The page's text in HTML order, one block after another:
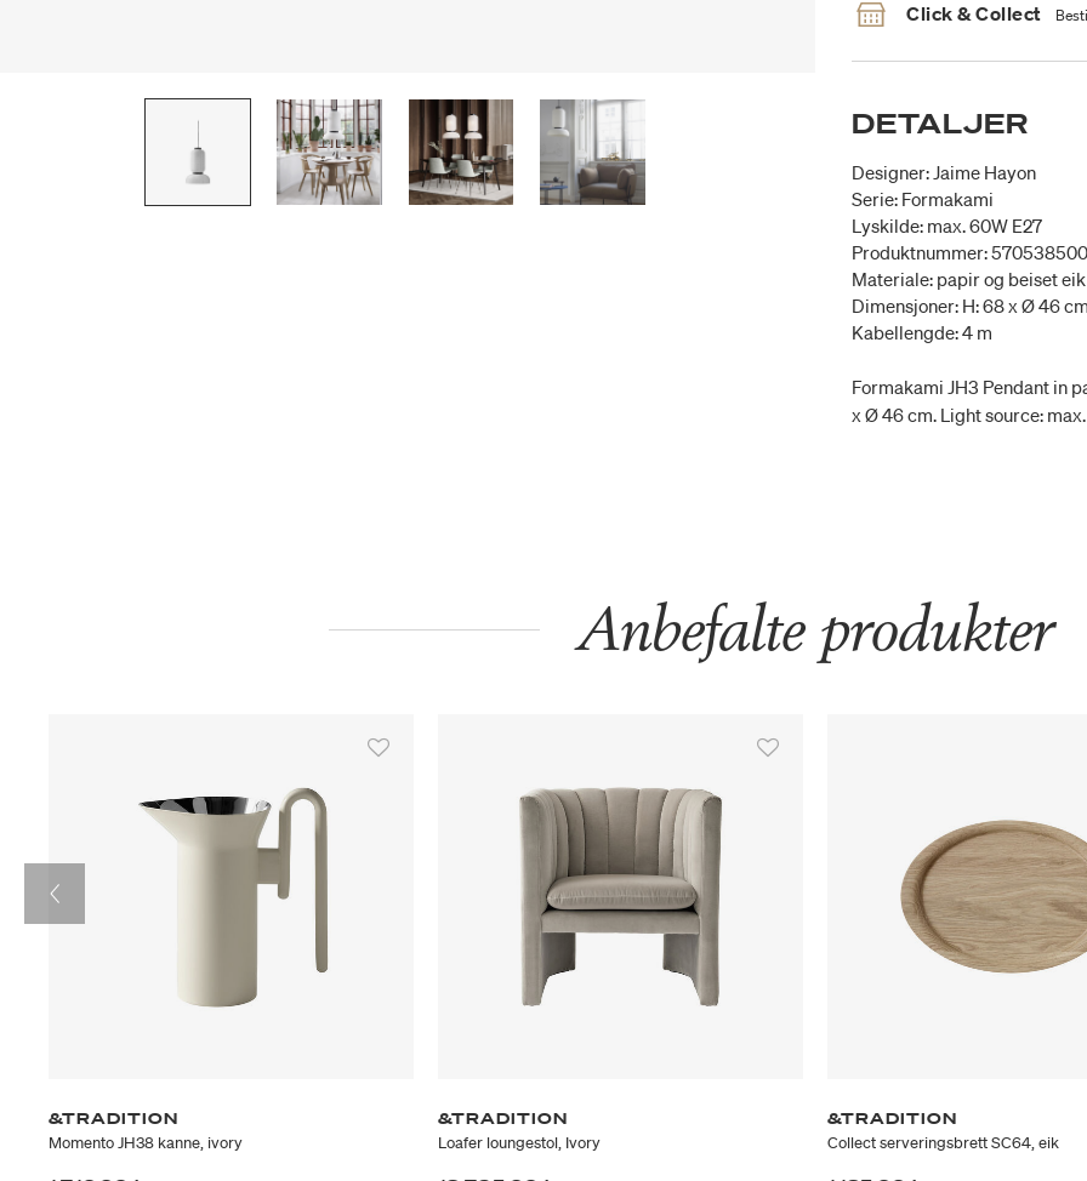
Click & Collect
DETALJER
Designer: Jaime Hayon
Serie: Formakami
Lyskilde: max. 60W E27
Produktnummer:
Materiale: papir og beiset eik
Dimensjoner: H: 68 x Ø 46 cm
Kabellengde: 4 m
Formakami JH3 Pendant in
x Ø 46 cm. Light source:
Anbefalte produkter
&TRADITION
Momento JH38 kanne, ivory
&TRADITION
Loafer loungestol, Ivory
&TRADITION
Collect serveringsbrett SC64, eik